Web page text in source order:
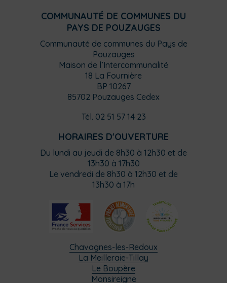
COMMUNAUTÉ DE COMMUNES DU
PAYS DE POUZAUGES
Communauté de communes du Pays de
Pouzauges
Maison de l’Intercommunalité
18 La Fournière
BP 10267
85702 Pouzauges Cedex
Tél. 02 51 57 14 23
HORAIRES D'OUVERTURE
Du lundi au jeudi de 8h30 à 12h30 et de
13h30 à 17h30
Le vendredi de 8h30 à 12h30 et de
13h30 à 17h
Chavagnes-les-Redoux
La Meilleraie-Tillay
Le Boupère
Monsireigne